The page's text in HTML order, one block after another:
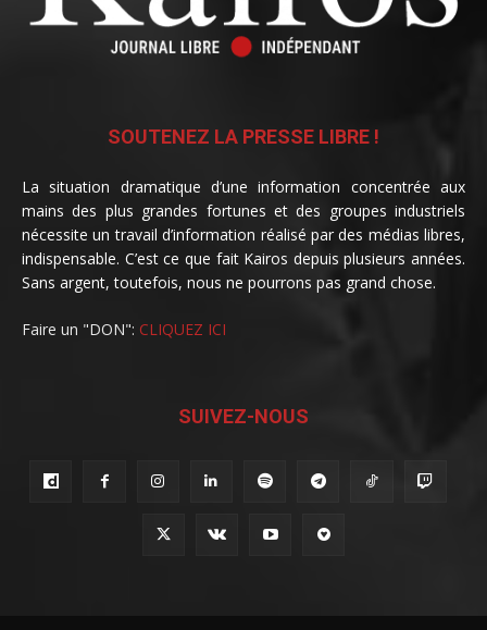
SOUTENEZ LA PRESSE LIBRE !
La situation dramatique d’une information concentrée aux
mains des plus grandes fortunes et des groupes industriels
nécessite un travail d’information réalisé par des médias libres,
indispensable. C’est ce que fait Kairos depuis plusieurs années.
Sans argent, toutefois, nous ne pourrons pas grand chose.
Faire un "DON": CLIQUEZ ICI
SUIVEZ-NOUS